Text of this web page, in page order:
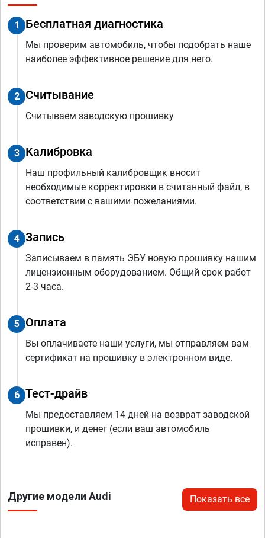
1 Бесплатная диагностика
Мы проверим автомобиль, чтобы подобрать наше
наиболее эффективное решение для него.
2 Считывание
Считываем заводскую прошивку
3 Калибровка
Наш профильный калибровщик вносит
необходимые корректировки в считанный файл, в
соответствии с вашими пожеланиями.
4 Запись
Записываем в память ЭБУ новую прошивку нашим
лицензионным оборудованием. Общий срок работ
2-3 часа.
5 Оплата
Вы оплачиваете наши услуги, мы отправляем вам
сертификат на прошивку в электронном виде.
6 Тест-драйв
Мы предоставляем 14 дней на возврат заводской
прошивки, и денег (если ваш автомобиль
исправен).
Другие модели Audi Показать все